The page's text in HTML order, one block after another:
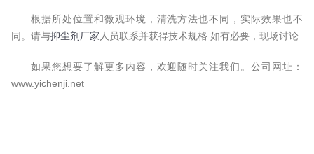
根据所处位置和微观环境，清洗方法也不同，实际效果也不
同。请与抑尘剂厂家人员联系并获得技术规格.如有必要，现场讨论.
如果您想要了解更多内容，欢迎随时关注我们。公司网址：
www.yichenji.net